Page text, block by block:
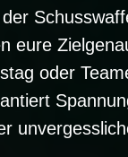
eure
oder